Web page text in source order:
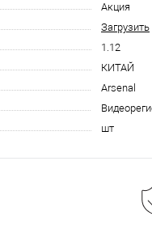
Акция
Загрузить
1.12
КИТАЙ
Arsenal
шт